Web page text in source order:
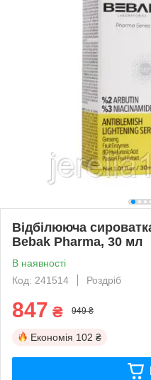
Відбілююча
Bebak Pharma, 30 мл
В наявності
Код: 241514
Роздріб
847 ₴ 949 ₴
Економія 102 ₴